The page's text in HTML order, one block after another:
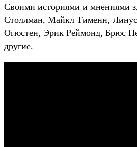
Своими историями и мнениями
Столлман, Майкл Тименн, Линус
Огюстен, Эрик Реймонд, Брюс
другие.